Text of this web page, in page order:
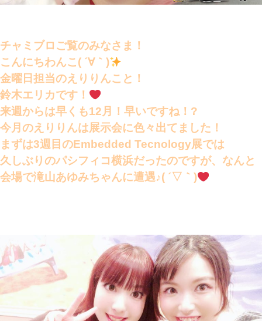
チャミブロご覧のみなさま！
こんにちわんこ( ´∀｀)
金曜日担当のえりりんこと！
鈴木エリカです！
来週からは早くも12月！早いですね！?
今月のえりりんは展示会に色々出てました！
まずは3週目のEmbedded Tecnology展では
久しぶりのパシフィコ横浜だったのですが、なんと
会場で滝山あゆみちゃんに遭遇♪( ´▽｀)